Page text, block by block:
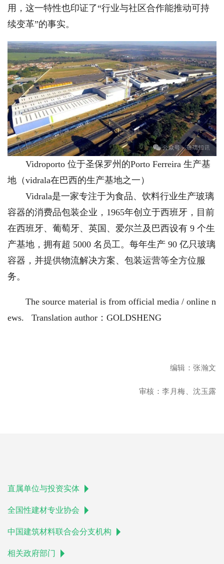
用，这一特性也印证了“行业与社区合作能推动可持
续变革”的事实。
Vidroporto 位于圣保罗州的Porto Ferreira 生产基
地（vidrala在巴西的生产基地之一）
Vidrala是一家专注于为食品、饮料行业生产玻璃
容器的消费品包装企业，1965年创立于西班牙，目前
在西班牙、葡萄牙、英国、爱尔兰及巴西设有 9 个生
产基地，拥有超 5000 名员工。每年生产 90 亿只玻璃
容器，并提供物流解决方案、包装运营等全方位服
务。
The source material is from official media / online n
ews. Translation author：GOLDSHENG
编辑：张瀚文
审核：李月梅、沈玉露
直属单位与投资实体
全国性建材专业协会
中国建筑材料联合会分支机构
相关政府部门